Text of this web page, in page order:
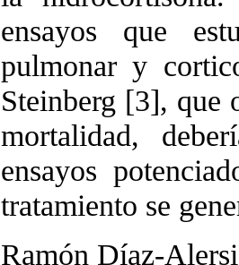
ensayos que
pulmonar y
Steinberg [3], que
mortalidad,
ensayos
tratamiento se
Ramón Díaz-Alersi